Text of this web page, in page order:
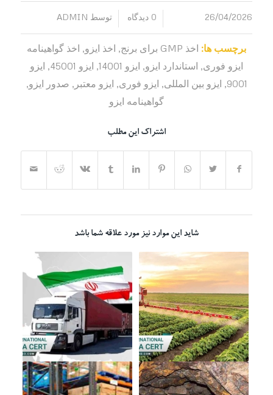
26/04/2026 0 دیدگاه/ توسط ADMIN
برچسب ها: اخذ GMP برای برنج , اخذ ایزو, اخذ گواهینامه
ایزو فوری, استاندارد ایزو, ایزو 14001 , ایزو 45001 , ایزو
9001
, ایزو بین المللی, ایزو فوری, ایزو معتبر , صدور ایزو,
گواهینامه ایزو
اشتراک این مطلب
شاید این موارد نیز مورد علاقه شما باشد